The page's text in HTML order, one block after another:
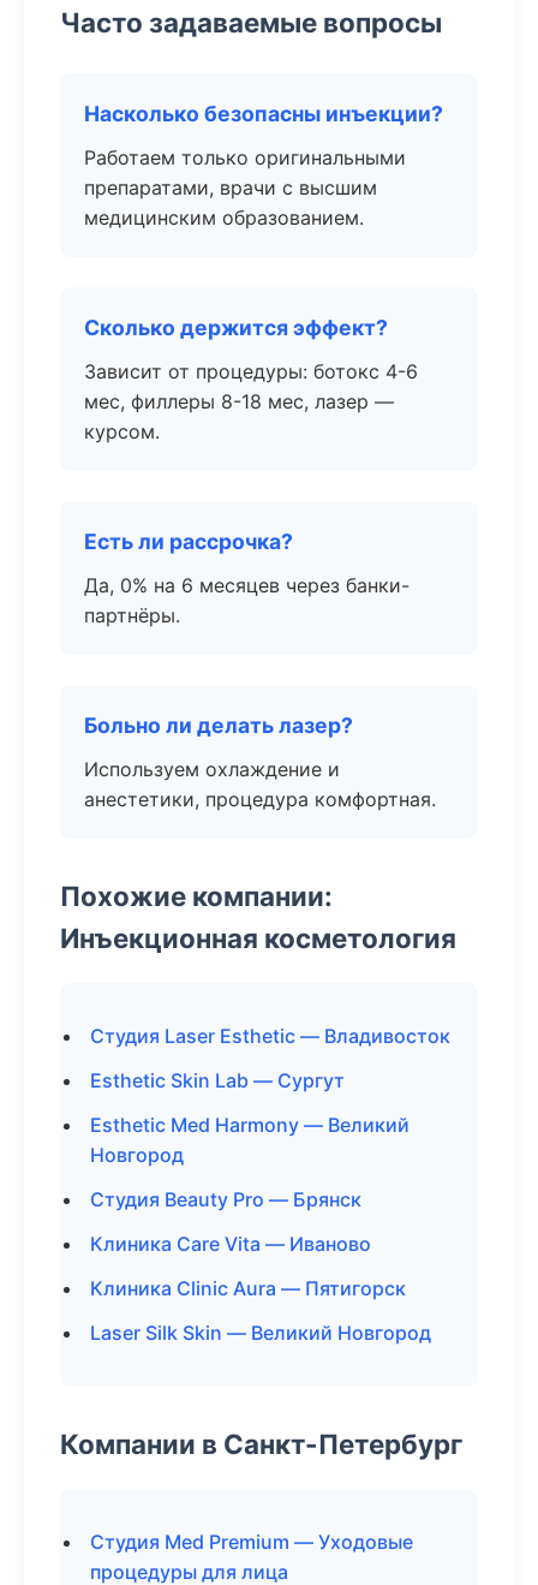
Часто задаваемые вопросы
Насколько безопасны инъекции?
Работаем только оригинальными
препаратами, врачи с высшим
медицинским образованием.
Сколько держится эффект?
Зависит от процедуры: ботокс 4-6
мес, филлеры 8-18 мес, лазер —
курсом.
Есть ли рассрочка?
Да, 0% на 6 месяцев через банки-
партнёры.
Больно ли делать лазер?
Используем охлаждение и
анестетики, процедура комфортная.
Похожие компании:
Инъекционная косметология
Студия Laser Esthetic — Владивосток
Esthetic Skin Lab — Сургут
Esthetic Med Harmony — Великий
Новгород
Студия Beauty Pro — Брянск
Клиника Care Vita — Иваново
Клиника Clinic Aura — Пятигорск
Laser Silk Skin — Великий Новгород
Компании в Санкт-Петербург
Студия Med Premium — Уходовые
процедуры для лица